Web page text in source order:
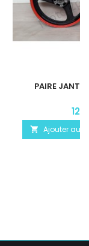
PAIRE JANTE
 Ajouter au